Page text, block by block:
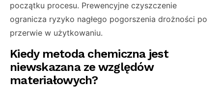
początku procesu. Prewencyjne czyszczenie
ogranicza ryzyko nagłego pogorszenia drożności po
przerwie w użytkowaniu.
Kiedy metoda chemiczna jest
niewskazana ze względów
materiałowych?